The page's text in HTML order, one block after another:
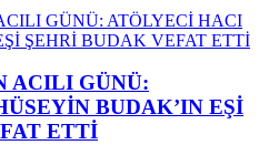
ACILI GÜNÜ:
BUDAK’IN EŞİ
ETTİ